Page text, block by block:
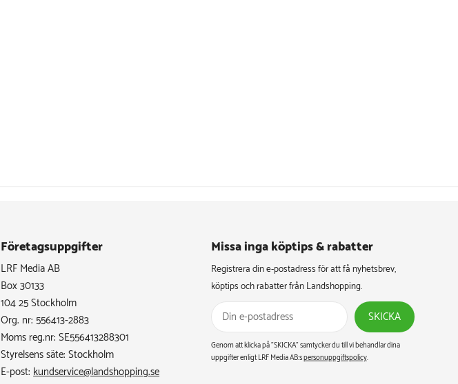
Företagsuppgifter
LRF Media AB
Box 30133
104 25 Stockholm
Org. nr: 556413-2883
Moms reg.nr: SE556413288301
Styrelsens säte: Stockholm
E-post:kundservice@landshopping.se
Missa inga köptips & rabatter​
Registrera din e-postadress för att få nyhetsbrev,
köptips och rabatter från Landshopping.
SKICKA
Genom att klicka på ”SKICKA” samtycker du till vi behandlar dina
uppgifter enligt LRF Media AB:spersonuppgiftspolicy.